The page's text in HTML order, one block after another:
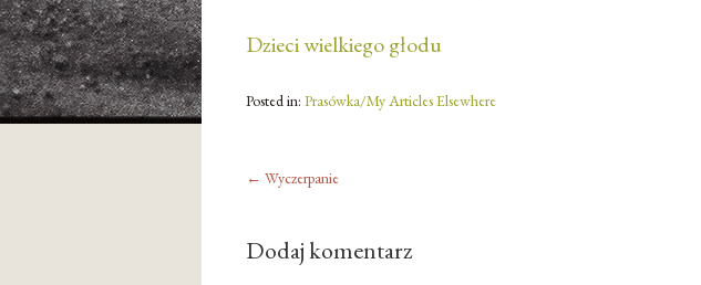
Dzieci wielkiego głodu
Posted in: Prasówka/My Articles Elsewhere
← Wyczerpanie
Dodaj komentarz